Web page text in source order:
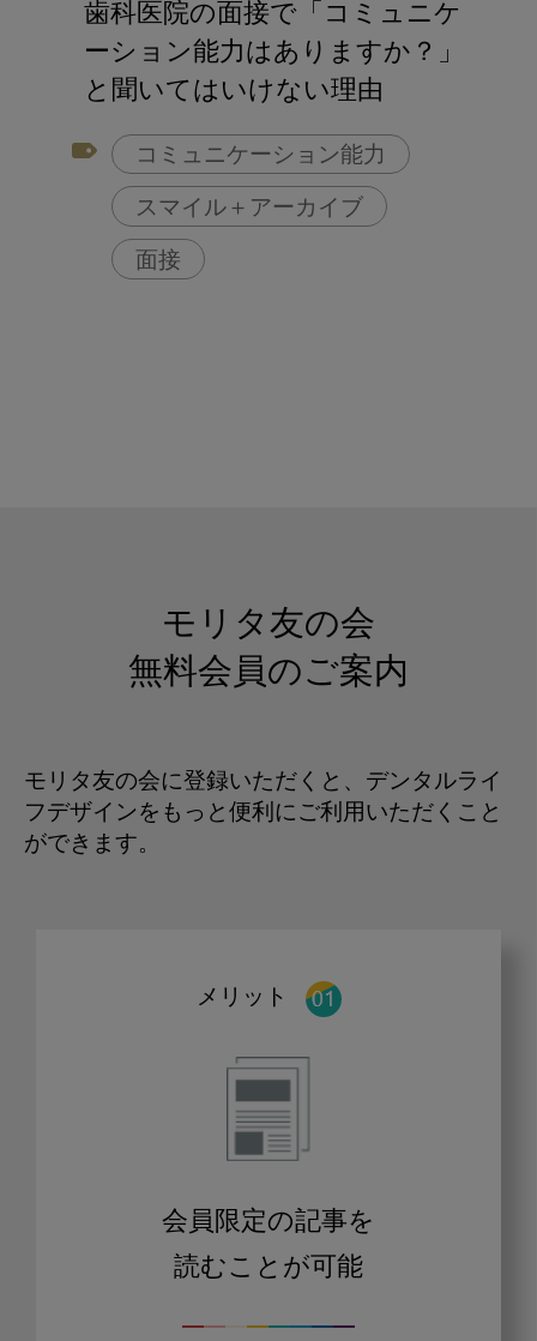
アフターコロナ対策
コンポジットレジン
歯科医院の面接で「コミュニケ
ーション能力はありますか？」
と聞いてはいけない理由
コミュニケーション能力
スマイル＋アーカイブ
面接
モリタ友の会
無料会員のご案内
モリタ友の会に登録いただくと、デンタルライ
フデザインをもっと便利にご利用いただくこと
ができます。
メリット
会員限定の記事を
読むことが可能